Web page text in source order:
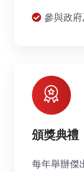
參與政
頒獎典禮
每年舉辦傑